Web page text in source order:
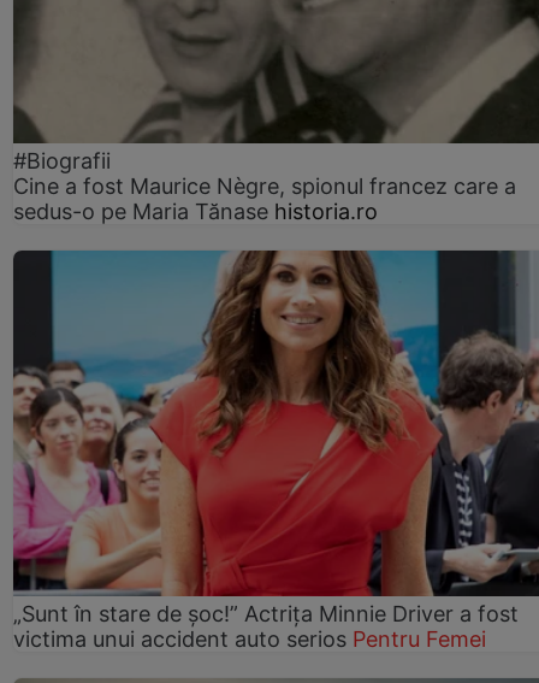
#Biografii
Cine a fost Maurice Nègre, spionul francez care a
sedus-o pe Maria Tănase historia.ro
„Sunt în stare de șoc!” Actrița Minnie Driver a fost
victima unui accident auto serios Pentru Femei